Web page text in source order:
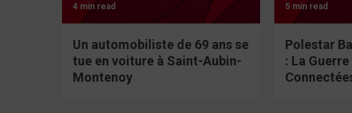
4 min read
Un automobiliste de 69 ans se
tue en voiture à Saint-Aubin-
Montenoy
5 min read
Polestar
: La